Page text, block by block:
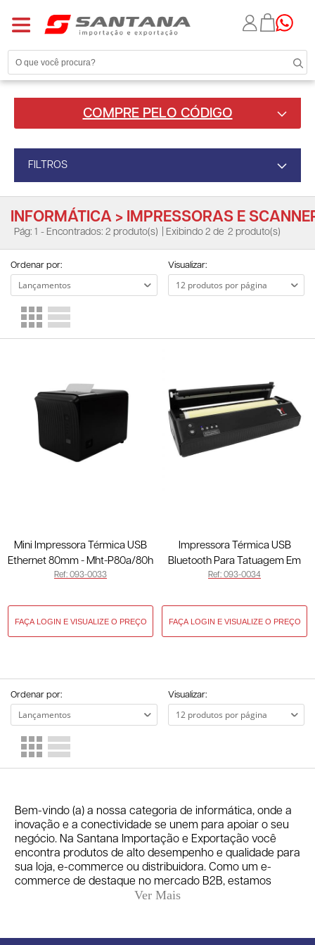
COMPRE PELO CÓDIGO
FILTROS
INFORMÁTICA > IMPRESSORAS E
Pág: 1 - Encontrados: 2 produto(s) | Exibindo 2 de 2 produto(s)
Ordenar por: Visualizar:
Mini Impressora Térmica USB
Ethernet 80mm - Mht-P80a/80h
093-0033
Ref: 093-0033
Impressora Térmica USB
Bluetooth Para Tatuagem Em
A4 - Mht-P8008 093-0034
Ref: 093-0034
Ordenar por: Visualizar:
Bem-vindo (a) a nossa categoria de informática, onde a
inovação e a conectividade se unem para apoiar o seu
negócio. Na Santana Importação e Exportação você
encontra produtos de alto desempenho e qualidade para
sua loja, e-commerce ou distribuidora. Como um e-
commerce de destaque no mercado B2B, estamos
comprometidos em oferecer uma ampla gama de
qualidade e ótimos preços em primeiro plano. Confira